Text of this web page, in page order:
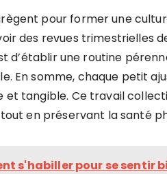
pour former une
des revues trimestrielles
d’établir une routine
En somme, chaque petit
et tangible. Ce travail
en préservant la santé
s'habiller pour se sentir